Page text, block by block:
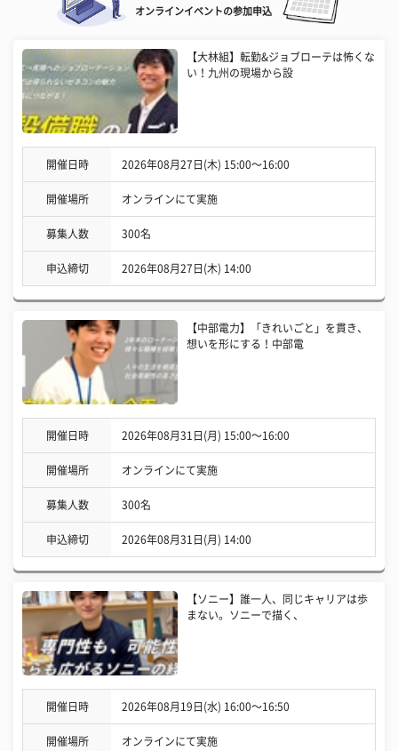
オンラインイベントの参加申込
【大林組】転勤&ジョブローテは怖くな
い！九州の現場から設
開催日時 2026年08月27日(木) 15:00〜16:00
開催場所 オンラインにて実施
募集人数 300名
申込締切 2026年08月27日(木) 14:00
【中部電力】「きれいごと」を貫き、
想いを形にする！中部電
開催日時 2026年08月31日(月) 15:00〜16:00
開催場所 オンラインにて実施
募集人数 300名
申込締切 2026年08月31日(月) 14:00
【ソニー】誰一人、同じキャリアは歩
まない。ソニーで描く、
開催日時 2026年08月19日(水) 16:00〜16:50
開催場所 オンラインにて実施